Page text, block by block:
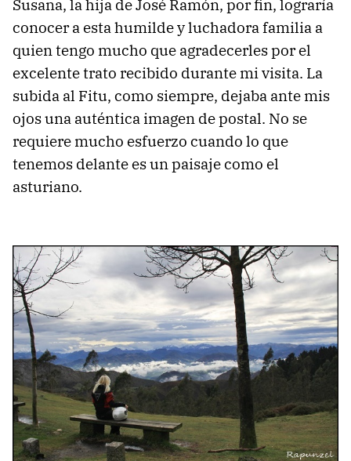
Susana, la hija de José Ramón, por fin, lograría
conocer a esta humilde y luchadora familia a
quien tengo mucho que agradecerles por el
excelente trato recibido durante mi visita. La
subida al Fitu, como siempre, dejaba ante mis
ojos una auténtica imagen de postal. No se
requiere mucho esfuerzo cuando lo que
tenemos delante es un paisaje como el
asturiano.